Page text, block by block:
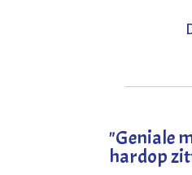
"Geniale
hardop